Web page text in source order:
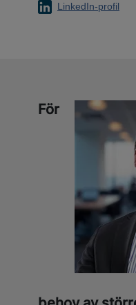
LinkedIn-profil
För